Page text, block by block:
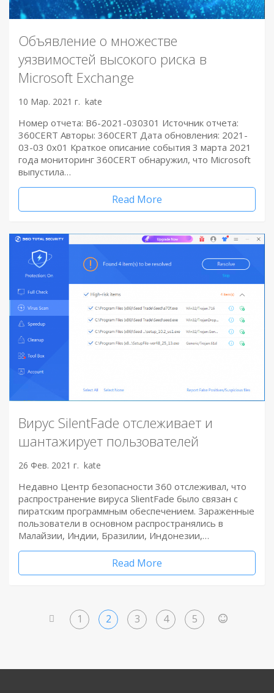
Объявление о множестве
уязвимостей высокого риска в
Microsoft Exchange
10 Мар. 2021 г. kate
Номер отчета: B6-2021-030301 Источник отчета:
360CERT Авторы: 360CERT Дата обновления: 2021-
03-03 0x01 Краткое описание события 3 марта 2021
года мониторинг 360CERT обнаружил, что Microsoft
выпустила…
Read More
Вирус SilentFade отслеживает и
шантажирует пользователей
26 Фев. 2021 г. kate
Недавно Центр безопасности 360 отслеживал, что
распространение вируса SlientFade было связан с
пиратским программным обеспечением. Зараженные
пользователи в основном распространялись в
Малайзии, Индии, Бразилии, Индонезии,…
Read More
1 2 3 4 5